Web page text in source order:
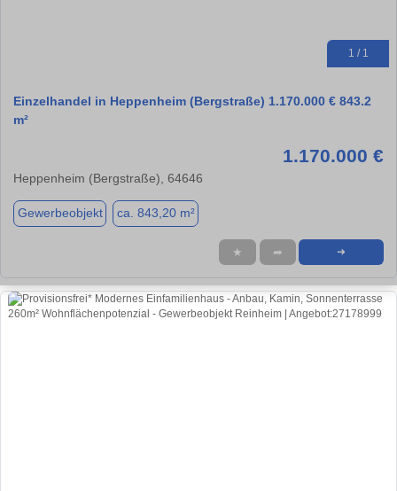
1 / 1
Einzelhandel in Heppenheim (Bergstraße) 1.170.000 € 843.2
m²
1.170.000 €
Heppenheim (Bergstraße), 64646
Gewerbeobjekt ca. 843,20 m²
★ ➦ ➜